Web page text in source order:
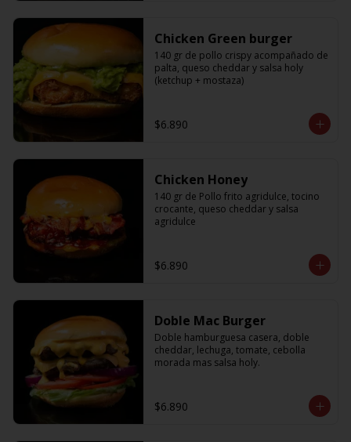
Chicken Green burger
140 gr de pollo crispy acompañado de
palta, queso cheddar y salsa holy
(ketchup + mostaza)
$6.890
Chicken Honey
140 gr de Pollo frito agridulce, tocino
crocante, queso cheddar y salsa
agridulce
$6.890
Doble Mac Burger
Doble hamburguesa casera, doble
cheddar, lechuga, tomate, cebolla
morada mas salsa holy.
$6.890